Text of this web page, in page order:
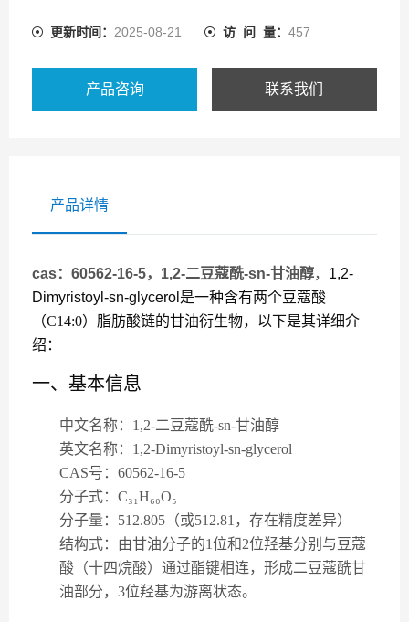
更新时间： 2025-08-21 访 问 量： 457
产品咨询 联系我们
产品详情
cas：60562-16-5，1,2-二豆蔻酰-sn-甘油醇， 1,2-
Dimyristoyl-sn-glycerol 是一种含有两个豆蔻酸
（C14:0）脂肪酸链的甘油衍生物，以下是其详细介
绍：
一、基本信息
中文名称 ：1,2-二豆蔻酰-sn-甘油醇
英文名称 ：1,2-Dimyristoyl-sn-glycerol
CAS号 ：60562-16-5
分子式：C₃₁H₆₀O₅
分子量 ：512.805（或512.81，存在精度差异）
结构式：由甘油分子的1位和2位羟基分别与豆蔻
酸（十四烷酸）通过酯键相连，形成二豆蔻酰甘
油部分，3位羟基为游离状态。